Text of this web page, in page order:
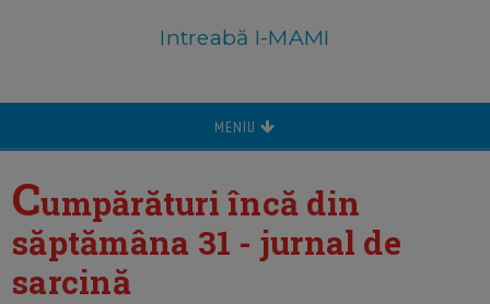
Intreabă I-MAMI
MENIU
Cumpărături încă din
săptămâna 31 - jurnal de
sarcină